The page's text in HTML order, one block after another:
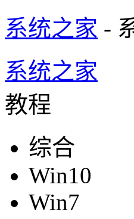
系统之家 -
系统之家
教程
综合
Win10
Win7